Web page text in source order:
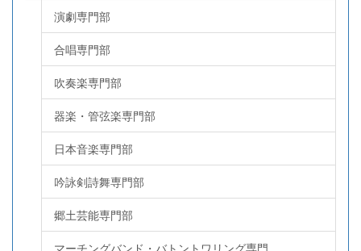
演劇専門部
合唱専門部
吹奏楽専門部
器楽・管弦楽専門部
日本音楽専門部
吟詠剣詩舞専門部
郷土芸能専門部